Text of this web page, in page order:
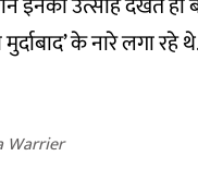
के नारे लगा रहे
Warrier